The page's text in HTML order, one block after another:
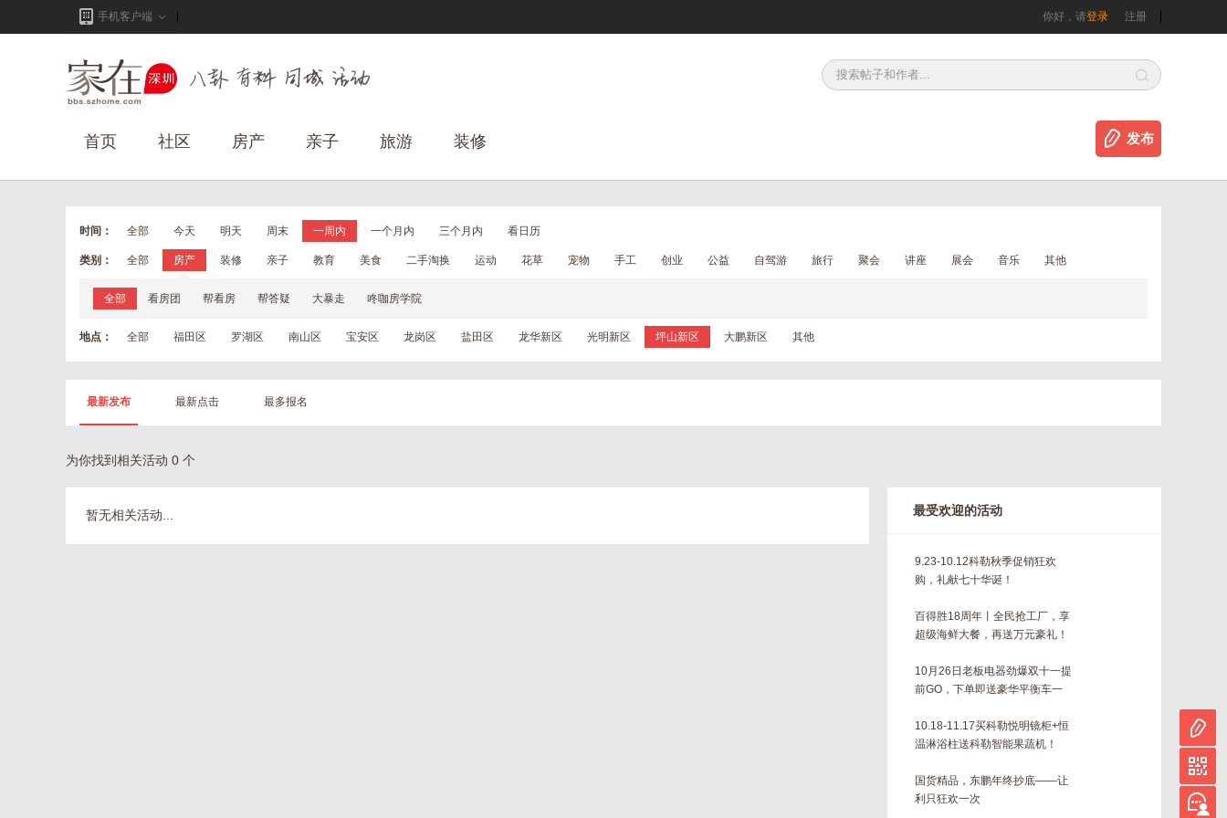
手机客户端 你好，请登录 注册
首页 社区 房产 亲子 旅游 装修 发布
时间： 全部 今天 明天 周末 一周内 一个月内 三个月内 看日历
类别： 全部 房产 装修 亲子 教育 美食 二手淘换 运动 花草 宠物 手工 创业 公益 自驾游 旅行 聚会 讲座 展会 音乐 其他
全部 看房团 帮看房 帮答疑 大暴走 咚咖房学院
地点： 全部 福田区 罗湖区 南山区 宝安区 龙岗区 盐田区 龙华新区 光明新区 坪山新区 大鹏新区 其他
最新发布 最新点击 最多报名
为你找到相关活动 0 个
暂无相关活动... 最受欢迎的活动
9.23-10.12科勒秋季促销狂欢
购，礼献七十华诞！
百得胜18周年丨全民抢工厂，享
超级海鲜大餐，再送万元豪礼！
10月26日老板电器劲爆双十一提
前GO，下单即送豪华平衡车一
10.18-11.17买科勒悦明镜柜+恒
温淋浴柱送科勒智能果蔬机！
国货精品，东鹏年终抄底——让
利只狂欢一次